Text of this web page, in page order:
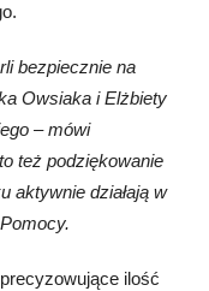
bezpiecznie na
Owsiaka i Elżbiety
– mówi
też podziękowanie
aktywnie działają w
ilość